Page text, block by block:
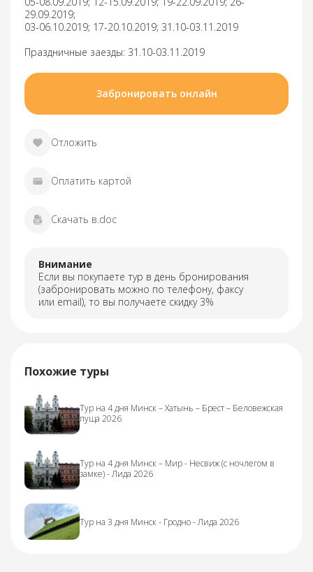
29.09.2019;
03-06.10.2019; 17-20.10.2019; 31.10-03.11.2019
Праздничные заезды: 31.10-03.11.2019
Забронировать онлайн
Отложить
Оплатить картой
Скачать в.doc
Внимание
Если вы покупаете тур в день бронирования
(забронировать можно по телефону, факсу
или email), то вы получаете скидку 3%
Похожие туры
Тур на 4 дня Минск – Хатынь – Брест – Беловежская
пуща 2026
Тур на 4 дня Минск – Мир - Несвиж (с ночлегом в
замке) - Лида 2026
Тур на 3 дня Минск - Гродно - Лида 2026